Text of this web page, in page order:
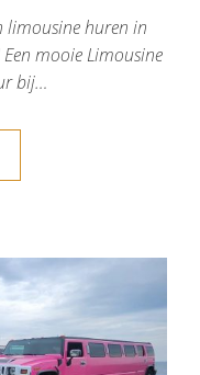
limousine huren in
mooie Limousine
bij…